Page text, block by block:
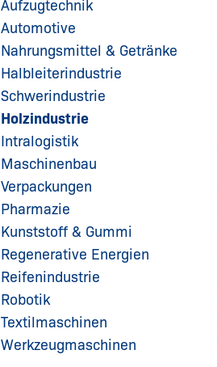
Aufzugtechnik
Automotive
Nahrungsmittel & Getränke
Halbleiterindustrie
Schwerindustrie
Holzindustrie
Intralogistik
Maschinenbau
Verpackungen
Pharmazie
Kunststoff & Gummi
Regenerative Energien
Reifenindustrie
Robotik
Textilmaschinen
Werkzeugmaschinen